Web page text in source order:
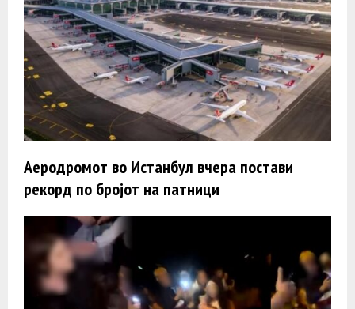
Аеродромот во Истанбул вчера постави
рекорд по бројот на патници